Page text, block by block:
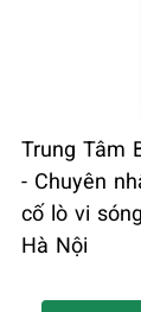
Trung Tâm
- Chuyên
cố lò vi
Hà Nội